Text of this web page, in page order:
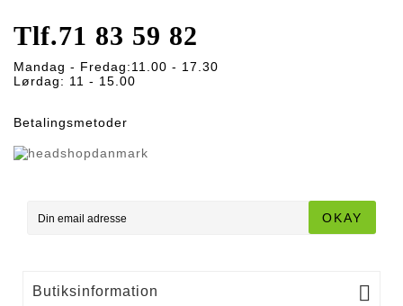
Tlf.71 83 59 82
Mandag - Fredag:11.00 - 17.30
Lørdag: 11 - 15.00
Betalingsmetoder
OKAY
Butiksinformation 